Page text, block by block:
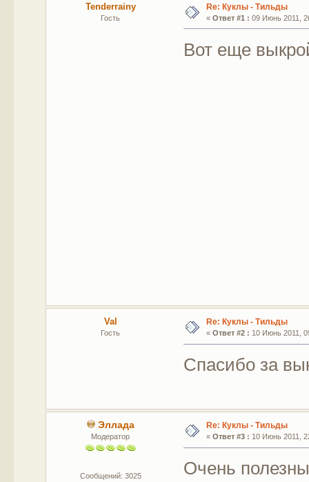
Tenderrainy
Гость
Re: Куклы - Тильды
« Ответ #1 : 09 Июнь 2011,
Вот еще
Val
Гость
Re: Куклы - Тильды
« Ответ #2 : 10 Июнь 2011,
Спасибо за
Эллада
Модератор
Сообщений: 3025
Re: Куклы - Тильды
« Ответ #3 : 10 Июнь 2011,
Очень